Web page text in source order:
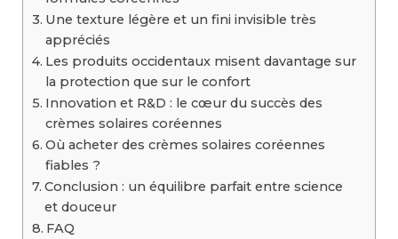
Une texture légère et un fini invisible très
appréciés
Les produits occidentaux misent davantage sur
la protection que sur le confort
Innovation et R&D : le cœur du succès des
crèmes solaires coréennes
Où acheter des crèmes solaires coréennes
fiables ?
Conclusion : un équilibre parfait entre science
et douceur
FAQ